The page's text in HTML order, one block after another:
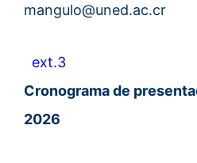
mangulo@uned.ac.cr
ext.3
Cronograma de
2026